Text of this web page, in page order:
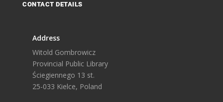
CONTACT DETAILS
Address
Witold Gombrowicz
Provincial Public Library
Ściegiennego 13 st.
25-033 Kielce, Poland